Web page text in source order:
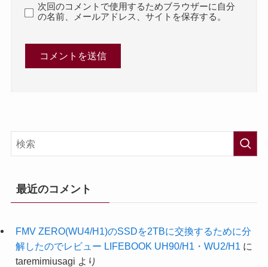
次回のコメントで使用するためブラウザーに自分
の名前、メールアドレス、サイトを保存する。
最近のコメント
FMV ZERO(WU4/H1)のSSDを2TBに交換するために分
解したのでレビュー LIFEBOOK UH90/H1・WU2/H1 に
taremimiusagi より